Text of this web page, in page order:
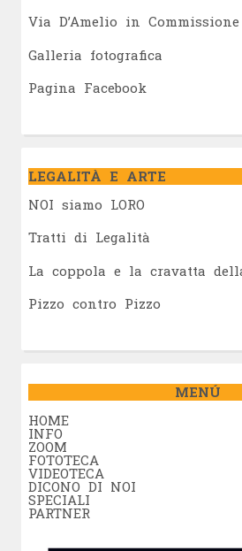
Via D’Amelio in
Galleria fotografica
Pagina Facebook
LEGALITÀ E ARTE
NOI siamo LORO
Tratti di Legalità
La coppola e la cravatta
Pizzo contro Pizzo
MENÚ
HOME
INFO
ZOOM
FOTOTECA
VIDEOTECA
DICONO DI NOI
SPECIALI
PARTNER